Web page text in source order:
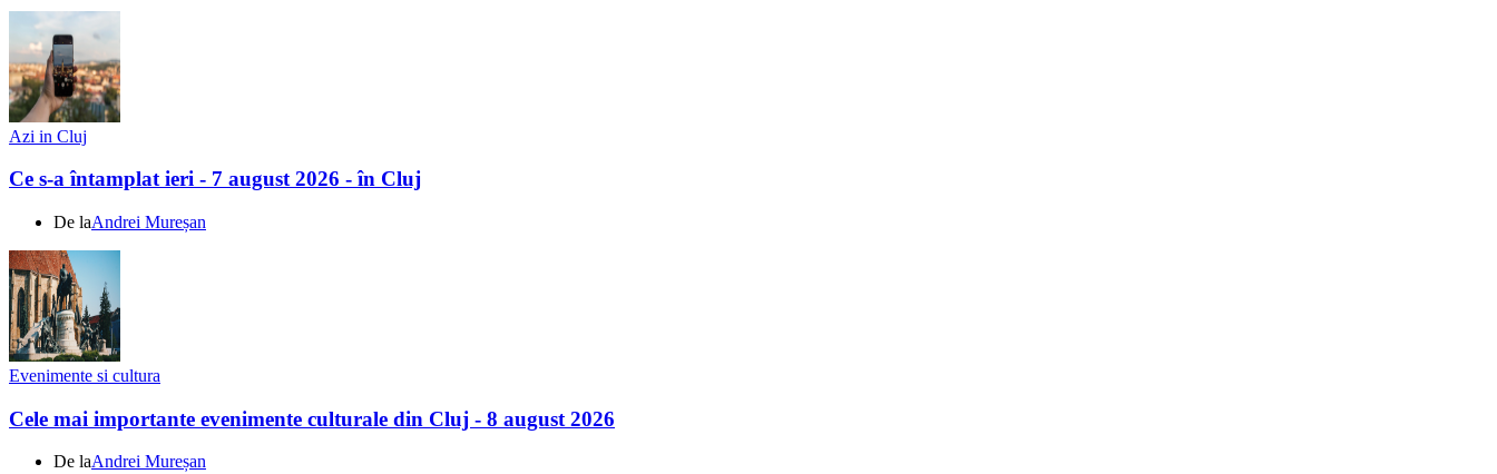
Azi in Cluj
Ce s-a întamplat ieri - 7 august 2026 - în Cluj
De laAndrei Mureșan
Evenimente si cultura
Cele mai importante evenimente culturale din Cluj - 8 august 2026
De laAndrei Mureșan